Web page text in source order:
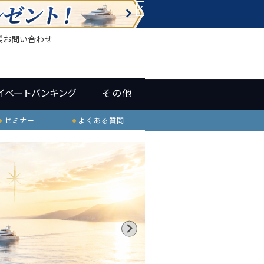
×
お問い合わせ
ベートバンキング その他
セミナー よくある質問